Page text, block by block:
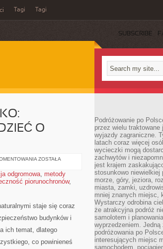
Tagi Tagi
SUBSCRIBE
O
BEZPIECZEŃSTWO
WSZYSTKO,
CO
POWINIENEŚ
INSTALACJI
ODGROMOWEJ
ZOSTAŁA
odgromowa, metody
piorunochronów,
staje się⁢ coraz
budynków ⁤i
ich temat, ‌dlatego⁢
co powinieneś
Podróżowanie po
przez wielu
wyjazdy zagraniczne.
latach coraz więcej
wycieczki mogą
zachwytów i
jest krajem
stosunkowo niewielkiej
morze, góry, jeziora,
miasta, zamki,
mniej znanych miejsc,
Wystarczy odrobina
że atrakcyjna podróż
samolotem i
wyprzedzeniem.
podróżowania po
interesujących miejsc
samochodem,